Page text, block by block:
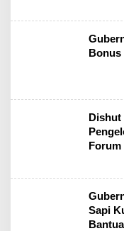
Bonus
Dishut
Forum
Sapi